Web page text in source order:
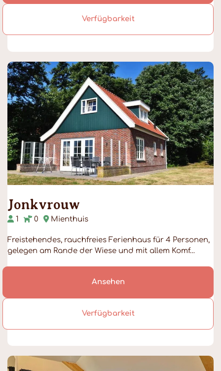
Verfügbarkeit
Jonkvrouw
1 0 Mienthuis
Freistehendes, rauchfreies Ferienhaus für 4 Personen,
gelegen am Rande der Wiese und mit allem Komf…
Ansehen
Verfügbarkeit